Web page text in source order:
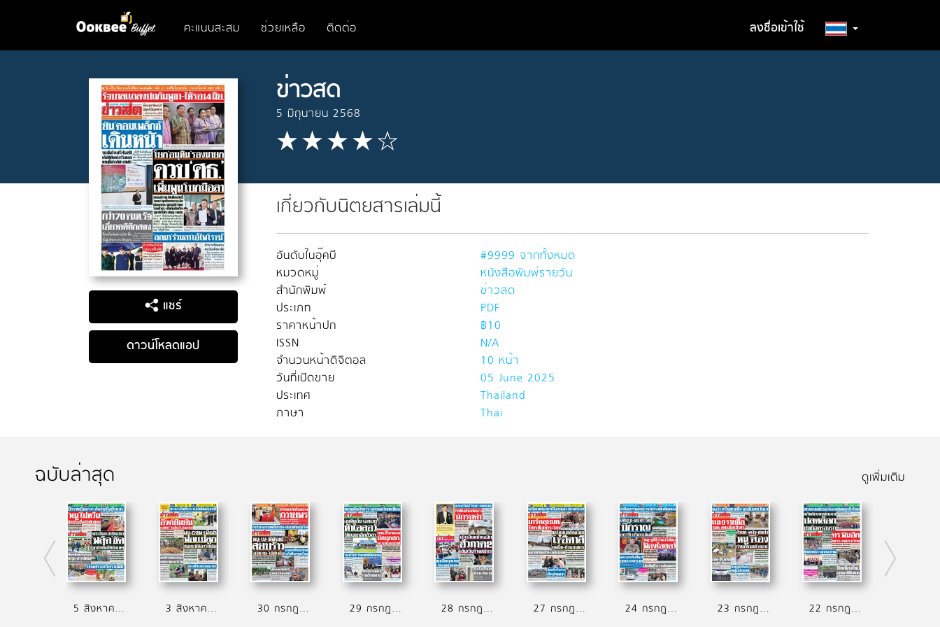
คะแนนสะสม ช่วยเหลือ ติดต่อ ลงชื่อเข้าใช้
แชร์
ดาวน์โหลดแอป
ข่าวสด
5 มิถุนายน 2568
เกี่ยวกับนิตยสารเล่มนี้
อันดับในอุ๊คบี
#9999 จากทั้งหมด
หมวดหมู่
หนังสือพิมพ์รายวัน
สำนักพิมพ์
ข่าวสด
ประเภท
PDF
ราคาหน้าปก
฿10
ISSN
N/A
จำนวนหน้าดิจิตอล
10 หน้า
วันที่เปิดขาย
05 June 2025
ประเทศ
Thailand
ภาษา
Thai
ฉบับล่าสุด ดูเพิ่มเติม
5 สิงหาคม 2569 3 สิงหาคม 2569 30 กรกฎาคม 2569 29 กรกฎาคม 2569 28 กรกฎาคม 2569 27 กรกฎาคม 2569 24 กรกฎาคม 2569 23 กรกฎาคม 2569 22 กรกฎาคม 2569